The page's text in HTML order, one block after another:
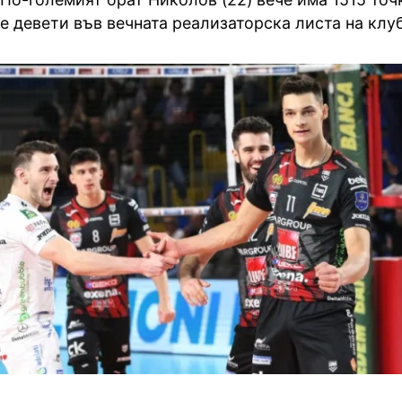
е девети във вечната реализаторска листа на